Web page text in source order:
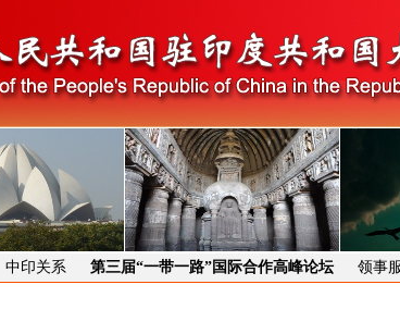
中印关系 第三届“一带一路”国际合作高峰论坛 领事